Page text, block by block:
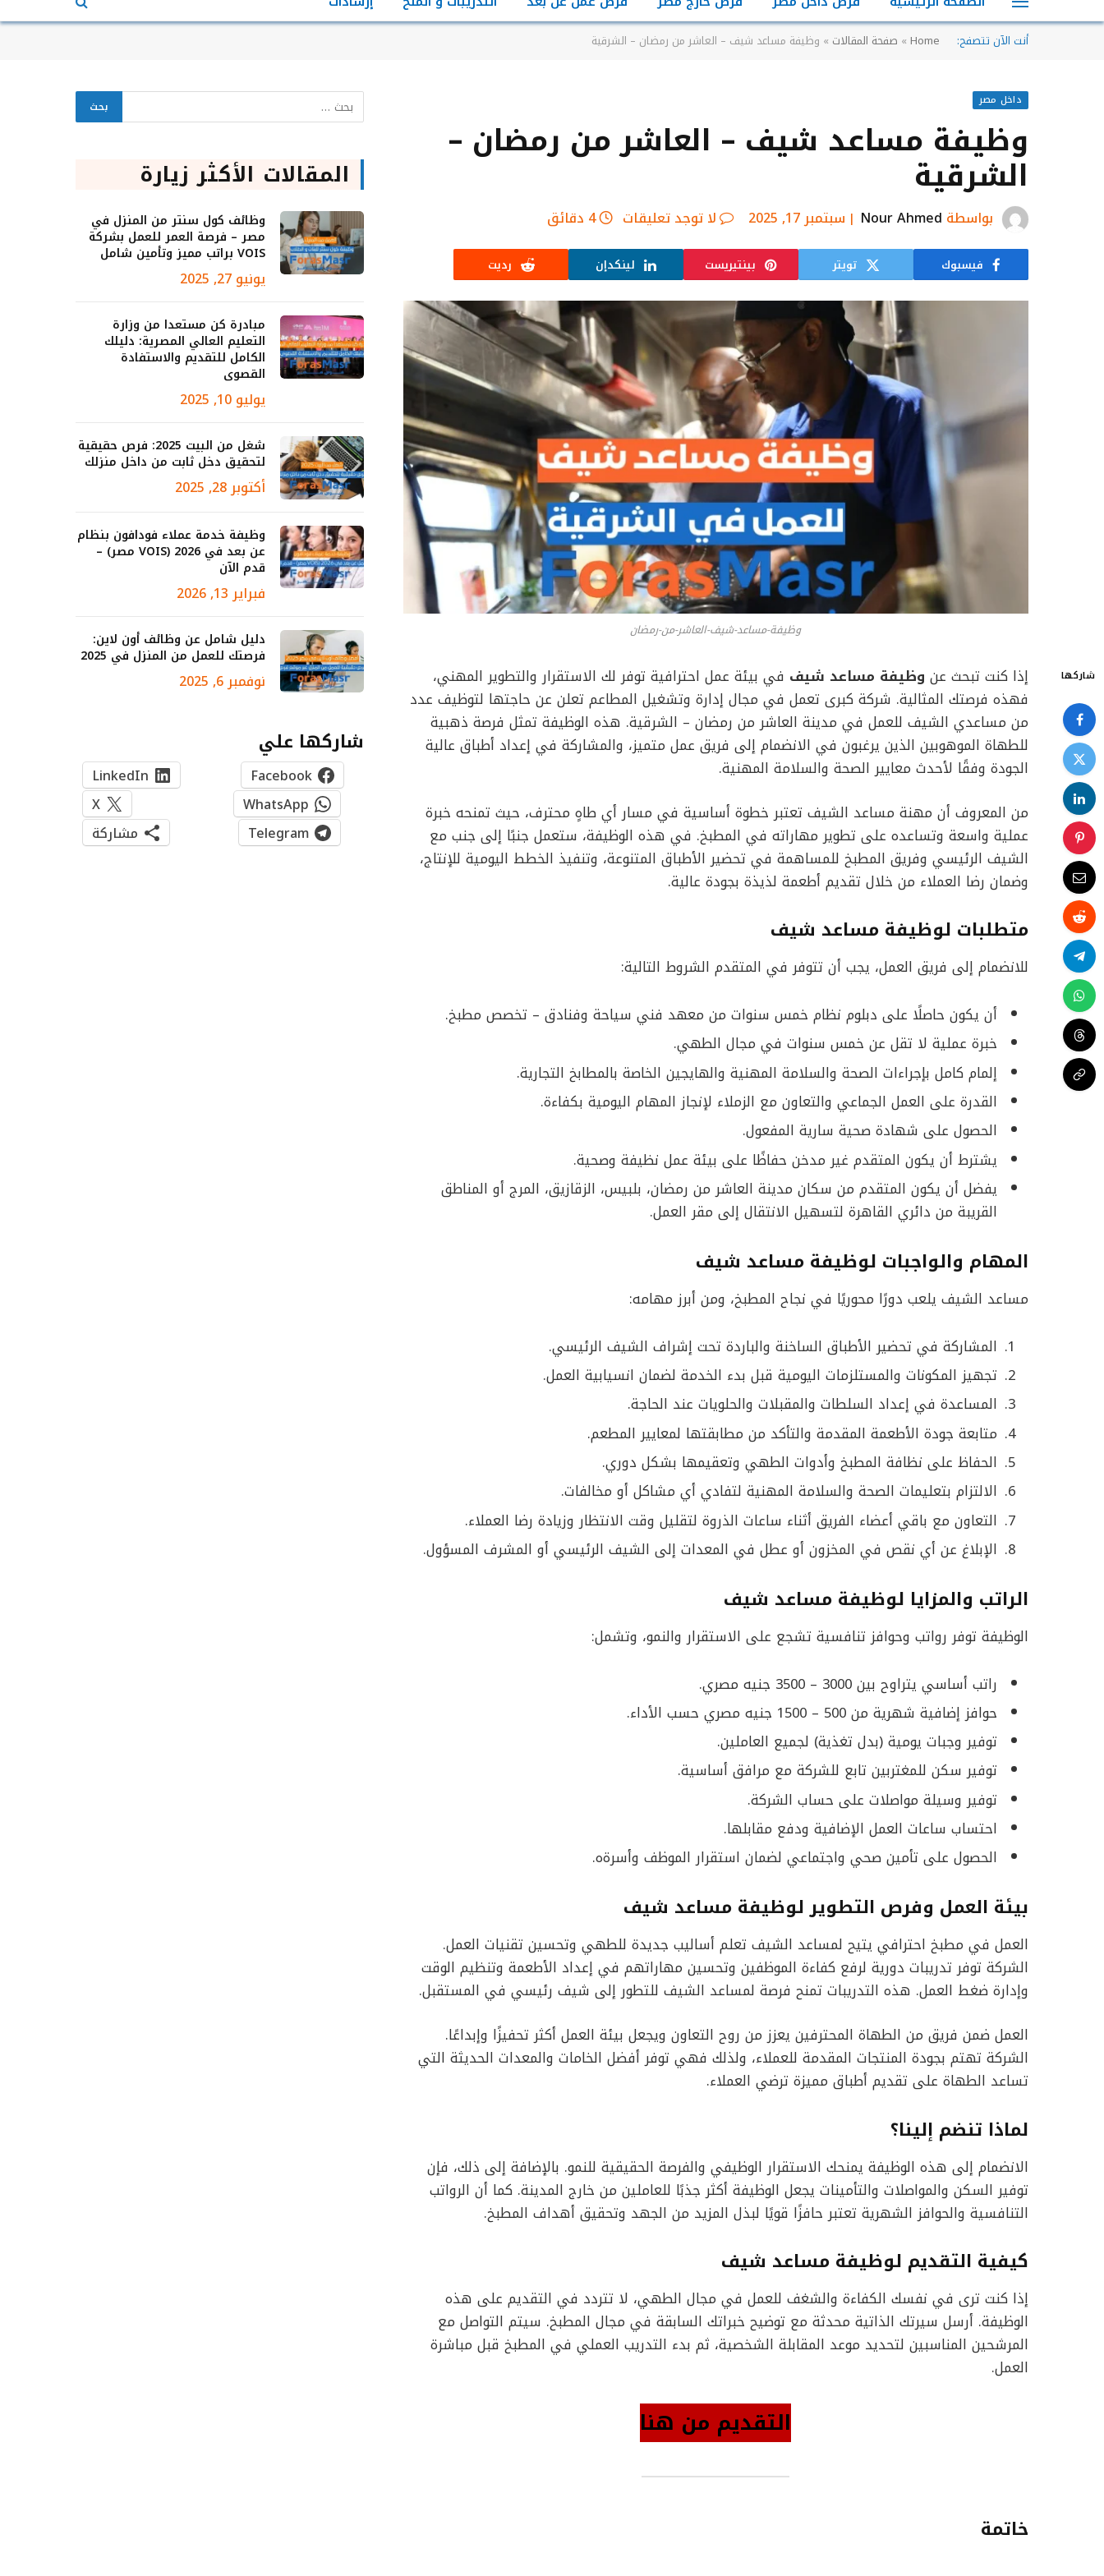
أنت الآن تتصفح: Home
» صفحة المقالات » وظيفة مساعد شيف – العاشر من رمضان – الشرقية
داخل مصر
وظيفة مساعد شيف – العاشر من رمضان –
الشرقية
بواسطة Nour Ahmed سبتمبر 17, 2025 لا توجد تعليقات 4 دقائق
فيسبوك تويتر بينتيريست لينكدإن رديت
وظيفة-مساعد-شيف-العاشر-من-رمضان
شاركها إذا كنت تبحث عن وظيفة مساعد شيف في بيئة عمل احترافية توفر لك الاستقرار والتطوير المهني،
فهذه فرصتك المثالية. شركة كبرى تعمل في مجال إدارة وتشغيل المطاعم تعلن عن حاجتها لتوظيف عدد
من مساعدي الشيف للعمل في مدينة العاشر من رمضان – الشرقية. هذه الوظيفة تمثل فرصة ذهبية
للطهاة الموهوبين الذين يرغبون في الانضمام إلى فريق عمل متميز، والمشاركة في إعداد أطباق عالية
الجودة وفقًا لأحدث معايير الصحة والسلامة المهنية.
من المعروف أن مهنة مساعد الشيف تعتبر خطوة أساسية في مسار أي طاهٍ محترف، حيث تمنحه خبرة
عملية واسعة وتساعده على تطوير مهاراته في المطبخ. في هذه الوظيفة، ستعمل جنبًا إلى جنب مع
الشيف الرئيسي وفريق المطبخ للمساهمة في تحضير الأطباق المتنوعة، وتنفيذ الخطط اليومية للإنتاج،
وضمان رضا العملاء من خلال تقديم أطعمة لذيذة بجودة عالية.
متطلبات لوظيفة مساعد شيف
للانضمام إلى فريق العمل، يجب أن تتوفر في المتقدم الشروط التالية:
أن يكون حاصلًا على دبلوم نظام خمس سنوات من معهد فني سياحة وفنادق – تخصص مطبخ.
خبرة عملية لا تقل عن خمس سنوات في مجال الطهي.
إلمام كامل بإجراءات الصحة والسلامة المهنية والهايجين الخاصة بالمطابخ التجارية.
القدرة على العمل الجماعي والتعاون مع الزملاء لإنجاز المهام اليومية بكفاءة.
الحصول على شهادة صحية سارية المفعول.
يشترط أن يكون المتقدم غير مدخن حفاظًا على بيئة عمل نظيفة وصحية.
يفضل أن يكون المتقدم من سكان مدينة العاشر من رمضان، بلبيس، الزقازيق، المرج أو المناطق
القريبة من دائري القاهرة لتسهيل الانتقال إلى مقر العمل.
المهام والواجبات لوظيفة مساعد شيف
مساعد الشيف يلعب دورًا محوريًا في نجاح المطبخ، ومن أبرز مهامه:
المشاركة في تحضير الأطباق الساخنة والباردة تحت إشراف الشيف الرئيسي.
تجهيز المكونات والمستلزمات اليومية قبل بدء الخدمة لضمان انسيابية العمل.
المساعدة في إعداد السلطات والمقبلات والحلويات عند الحاجة.
متابعة جودة الأطعمة المقدمة والتأكد من مطابقتها لمعايير المطعم.
الحفاظ على نظافة المطبخ وأدوات الطهي وتعقيمها بشكل دوري.
الالتزام بتعليمات الصحة والسلامة المهنية لتفادي أي مشاكل أو مخالفات.
التعاون مع باقي أعضاء الفريق أثناء ساعات الذروة لتقليل وقت الانتظار وزيادة رضا العملاء.
الإبلاغ عن أي نقص في المخزون أو عطل في المعدات إلى الشيف الرئيسي أو المشرف المسؤول.
الراتب والمزايا لوظيفة مساعد شيف
الوظيفة توفر رواتب وحوافز تنافسية تشجع على الاستقرار والنمو، وتشمل:
راتب أساسي يتراوح بين 3000 – 3500 جنيه مصري.
حوافز إضافية شهرية من 500 – 1500 جنيه مصري حسب الأداء.
توفير وجبات يومية (بدل تغذية) لجميع العاملين.
توفير سكن للمغتربين تابع للشركة مع مرافق أساسية.
توفير وسيلة مواصلات على حساب الشركة.
احتساب ساعات العمل الإضافية ودفع مقابلها.
الحصول على تأمين صحي واجتماعي لضمان استقرار الموظف وأسرةه.
بيئة العمل وفرص التطوير لوظيفة مساعد شيف
العمل في مطبخ احترافي يتيح لمساعد الشيف تعلم أساليب جديدة للطهي وتحسين تقنيات العمل.
الشركة توفر تدريبات دورية لرفع كفاءة الموظفين وتحسين مهاراتهم في إعداد الأطعمة وتنظيم الوقت
وإدارة ضغط العمل. هذه التدريبات تمنح فرصة لمساعد الشيف للتطور إلى شيف رئيسي في المستقبل.
العمل ضمن فريق من الطهاة المحترفين يعزز من روح التعاون ويجعل بيئة العمل أكثر تحفيزًا وإبداعًا.
الشركة تهتم بجودة المنتجات المقدمة للعملاء، ولذلك فهي توفر أفضل الخامات والمعدات الحديثة التي
تساعد الطهاة على تقديم أطباق مميزة ترضي العملاء.
لماذا تنضم إلينا؟
الانضمام إلى هذه الوظيفة يمنحك الاستقرار الوظيفي والفرصة الحقيقية للنمو. بالإضافة إلى ذلك، فإن
توفير السكن والمواصلات والتأمينات يجعل الوظيفة أكثر جذبًا للعاملين من خارج المدينة. كما أن الرواتب
التنافسية والحوافز الشهرية تعتبر حافزًا قويًا لبذل المزيد من الجهد وتحقيق أهداف المطبخ.
كيفية التقديم لوظيفة مساعد شيف
إذا كنت ترى في نفسك الكفاءة والشغف للعمل في مجال الطهي، لا تتردد في التقديم على هذه
الوظيفة. أرسل سيرتك الذاتية محدثة مع توضيح خبراتك السابقة في مجال المطبخ. سيتم التواصل مع
المرشحين المناسبين لتحديد موعد المقابلة الشخصية، ثم بدء التدريب العملي في المطبخ قبل مباشرة
العمل.
التقديم من هنا
خاتمة
المقالات الأكثر زيارة
وظائف كول سنتر من المنزل في
مصر – فرصة العمر للعمل بشركة
VOIS براتب مميز وتأمين شامل
يونيو 27, 2025
مبادرة كن مستعدا من وزارة
التعليم العالي المصرية: دليلك
الكامل للتقديم والاستفادة
القصوى
يوليو 10, 2025
شغل من البيت 2025: فرص حقيقية
لتحقيق دخل ثابت من داخل منزلك
أكتوبر 28, 2025
وظيفة خدمة عملاء فودافون بنظام
عن بعد في 2026 (VOIS مصر) –
قدم الآن
فبراير 13, 2026
دليل شامل عن وظائف أون لاين:
فرصتك للعمل من المنزل في 2025
نوفمبر 6, 2025
شاركها علي
Facebook
LinkedIn
WhatsApp
X
Telegram
مشاركة